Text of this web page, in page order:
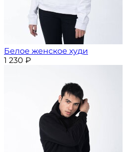
Белое женское худи
1 230 ₽